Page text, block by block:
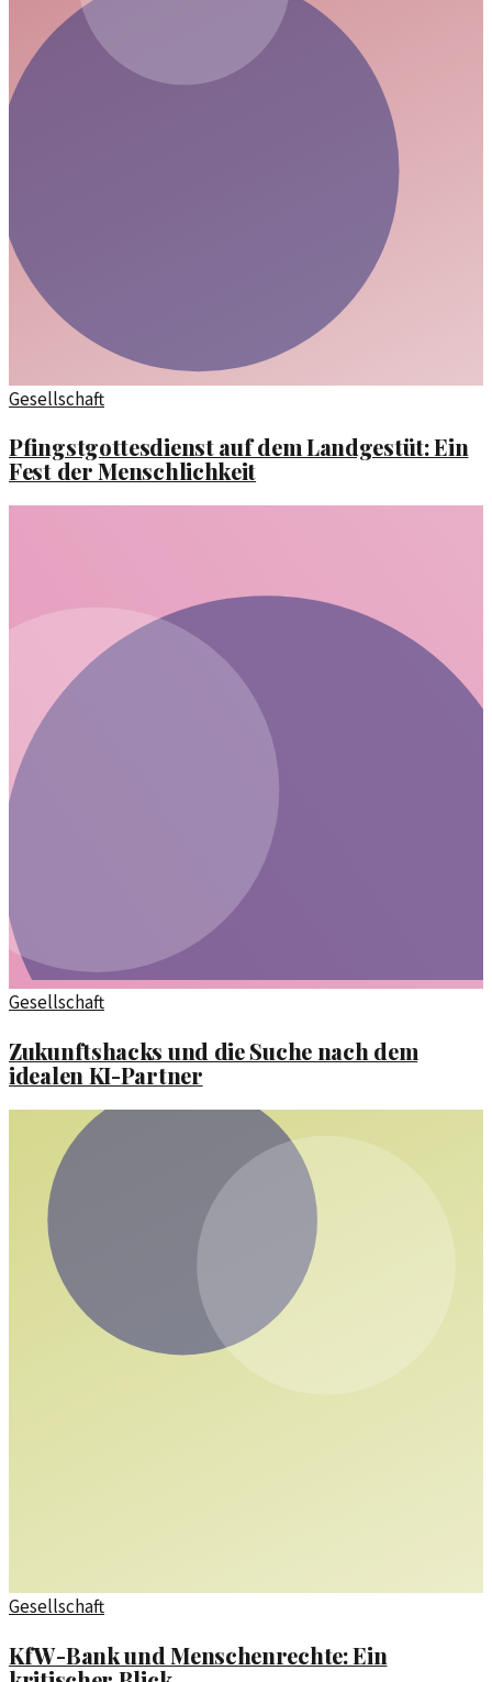
Gesellschaft
Pfingstgottesdienst auf dem Landgestüt: Ein
Fest der Menschlichkeit
Gesellschaft
Zukunftshacks und die Suche nach dem
idealen KI-Partner
Gesellschaft
KfW-Bank und Menschenrechte: Ein